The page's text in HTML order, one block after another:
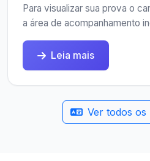
Para visualizar sua prova o
a área de acompanhamento
Leia mais
Ver todos os